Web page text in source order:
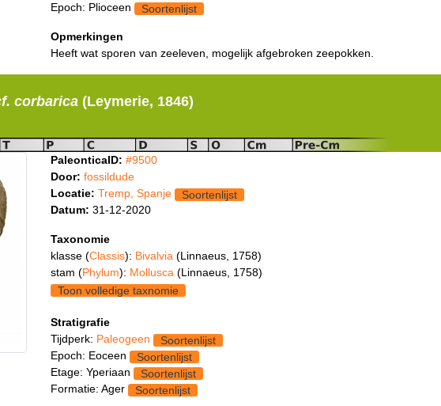
Epoch: Plioceen
Soortenlijst
Opmerkingen
Heeft wat sporen van zeeleven, mogelijk afgebroken zeepokken.
corbarica (Leymerie, 1846)
PaleonticaID: #9500
Door: fossildude
Locatie: Tremp, Spanje
Soortenlijst
Datum: 31-12-2020
Taxonomie
klasse (Classis): Bivalvia (Linnaeus, 1758)
stam (Phylum): Mollusca (Linnaeus, 1758)
Toon volledige taxnomie
Stratigrafie
Tijdperk: Paleogeen
Soortenlijst
Epoch: Eoceen
Soortenlijst
Etage: Yperiaan
Soortenlijst
Formatie: Ager
Soortenlijst